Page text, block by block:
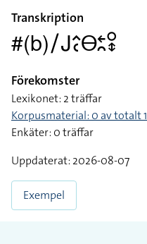
Transkription
#(b)􌥠􌤢􌤵􌥗􌤫􌥓􌥘􌥰􌦋
Förekomster
Lexikonet: 2 träffar
Korpusmaterial: 0 av totalt
Enkäter: 0 träffar
Uppdaterat: 2026-08-07
Exempel